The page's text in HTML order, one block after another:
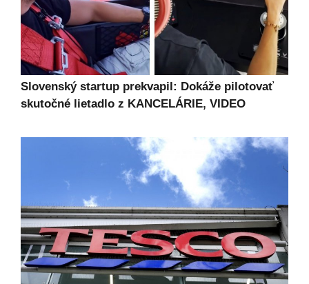
Slovenský startup prekvapil: Dokáže pilotovať
skutočné lietadlo z KANCELÁRIE, VIDEO